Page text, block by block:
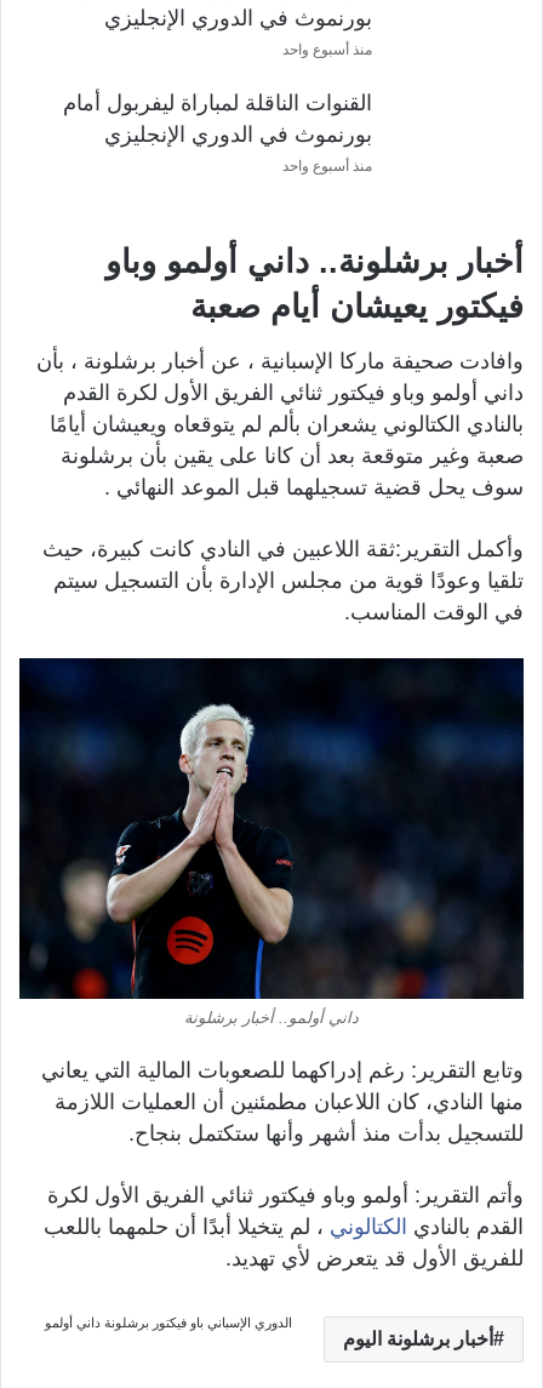
بورنموث في الدوري الإنجليزي
منذ أسبوع واحد
القنوات الناقلة لمباراة ليفربول أمام
بورنموث في الدوري الإنجليزي
منذ أسبوع واحد
أخبار برشلونة.. داني أولمو وباو
فيكتور يعيشان أيام صعبة
وافادت صحيفة ماركا الإسبانية ، عن أخبار برشلونة ، بأن
داني أولمو وباو فيكتور ثنائي الفريق الأول لكرة القدم
بالنادي الكتالوني يشعران بألم لم يتوقعاه ويعيشان أيامًا
صعبة وغير متوقعة بعد أن كانا على يقين بأن برشلونة
سوف يحل قضية تسجيلهما قبل الموعد النهائي .
وأكمل التقرير:ثقة اللاعبين في النادي كانت كبيرة، حيث
تلقيا وعودًا قوية من مجلس الإدارة بأن التسجيل سيتم
في الوقت المناسب.
داني أولمو.. أخبار برشلونة
وتابع التقرير: رغم إدراكهما للصعوبات المالية التي يعاني
منها النادي، كان اللاعبان مطمئنين أن العمليات اللازمة
للتسجيل بدأت منذ أشهر وأنها ستكتمل بنجاح.
وأتم التقرير: أولمو وباو فيكتور ثنائي الفريق الأول لكرة
القدم بالنادي الكتالوني ، لم يتخيلا أبدًا أن حلمهما باللعب
للفريق الأول قد يتعرض لأي تهديد.
أخبار برشلونة اليوم
الدوري الإسباني باو فيكتور برشلونة داني أولمو